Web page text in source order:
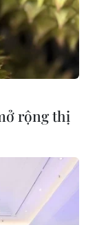
rộng thị